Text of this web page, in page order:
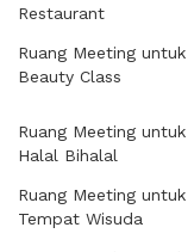
Restaurant
Ruang Meeting untuk
Beauty Class
Ruang Meeting untuk
Halal Bihalal
Ruang Meeting untuk
Tempat Wisuda